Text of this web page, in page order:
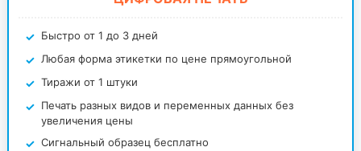
Быстро от 1 до 3 дней
Любая форма этикетки по цене прямоугольной
Тиражи от 1 штуки
Печать разных видов и переменных данных без
увеличения цены
Сигнальный образец бесплатно